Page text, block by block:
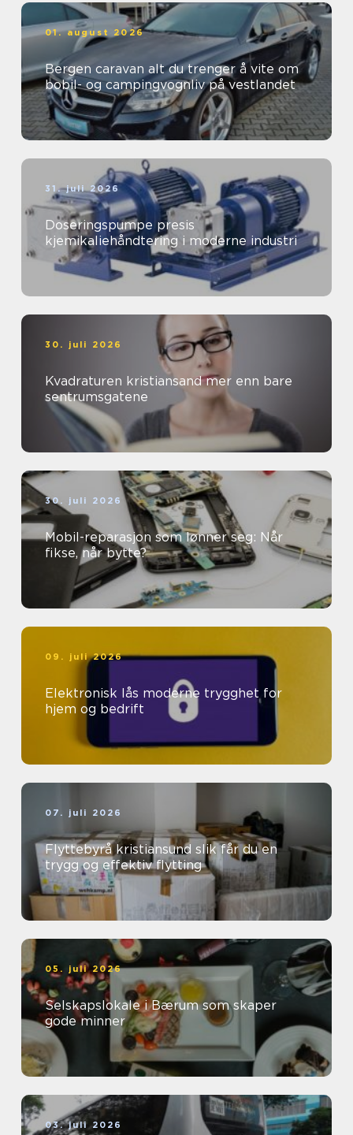
01. august 2026
Bergen caravan alt du trenger å vite om
bobil- og campingvognliv på vestlandet
31. juli 2026
Doseringspumpe presis
kjemikaliehåndtering i moderne industri
30. juli 2026
Kvadraturen kristiansand mer enn bare
sentrumsgatene
30. juli 2026
Mobil-reparasjon som lønner seg: Når
fikse, når bytte?
09. juli 2026
Elektronisk lås moderne trygghet for
hjem og bedrift
07. juli 2026
Flyttebyrå kristiansund slik får du en
trygg og effektiv flytting
05. juli 2026
Selskapslokale i Bærum som skaper
gode minner
03. juli 2026